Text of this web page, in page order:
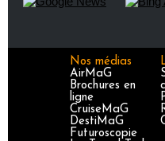
Nos médias
AirMaG
Brochures en
ligne
CruiseMaG
DestiMaG
Futuroscopie